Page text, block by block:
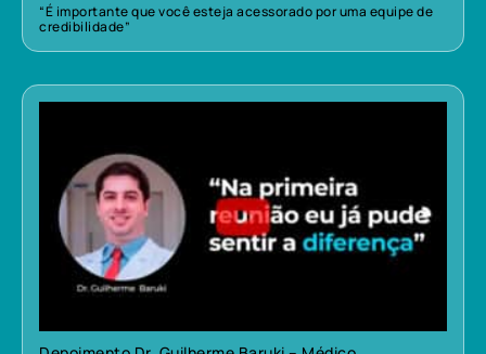
“É importante que você esteja acessorado por uma equipe de
credibilidade”